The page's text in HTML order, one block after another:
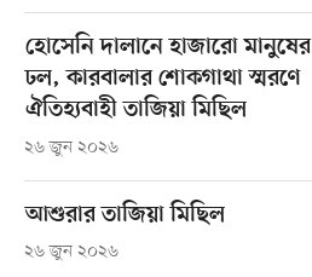
হোসেনি দালানে হাজারো মানুষের
ঢল, কারবালার শোকগাথা স্মরণে
ঐতিহ্যবাহী তাজিয়া মিছিল
২৬ জুন ২০২৬
আশুরার তাজিয়া মিছিল
২৬ জুন ২০২৬